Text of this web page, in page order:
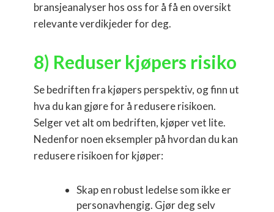
bransjeanalyser hos oss for å få en oversikt
relevante verdikjeder for deg.
8) Reduser kjøpers risiko
Se bedriften fra kjøpers perspektiv, og finn ut
hva du kan gjøre for å redusere risikoen.
Selger vet alt om bedriften, kjøper vet lite.
Nedenfor noen eksempler på hvordan du kan
redusere risikoen for kjøper:
Skap en robust ledelse som ikke er
personavhengig. Gjør deg selv